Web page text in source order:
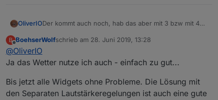
OliverIODer kommt auch noch, hab das aber mit 3 bzw mit 4
die Hilfe war übrigens schon von Anfang an da.
Aber ich glaube es sind nur noch 2, knob und playlist
aber solange es so warm ist gehts erst mal in den
Bitte schön test und rumprobieren.
ich teste zwar auch, aber alle Anwendungsfälle kann
ich gar nicht abdecken,
B
Offline
BoehserWolfschrieb am 28. Juni 2019, 13:28
zuletzt editiert von
@OliverIO
Ja das Wetter nutze ich auch - einfach zu gut...
Bis jetzt alle Widgets ohne Probleme. Die Lösung mit
den Separaten Lautstärkeregelungen ist auch eine gute